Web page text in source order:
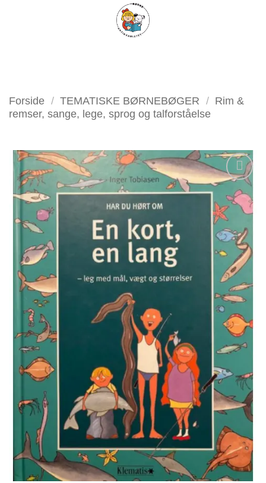
FILTER
Forside / TEMATISKE BØRNEBØGER / Rim &
remser, sange, lege, sprog og talforståelse
Tilføj
som
favorit